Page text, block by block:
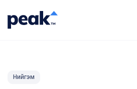
Нийгэм